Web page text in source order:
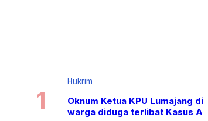
Hukrim
Oknum Ketua KPU Lumajang
warga diduga terlibat Kasus